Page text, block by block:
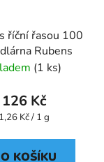
říční řasou 100
Rubens
(1 ks)
126 Kč
Měrná
1,26 Kč / 1 g
KOŠÍKU